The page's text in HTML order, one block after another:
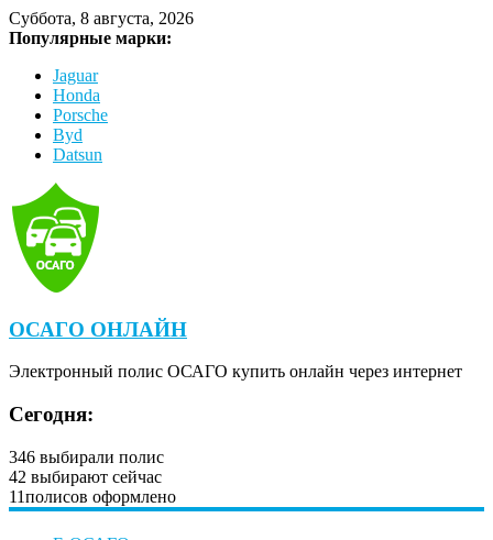
Суббота, 8 августа, 2026
Популярные марки:
Jaguar
Honda
Porsche
Byd
Datsun
ОСАГО ОНЛАЙН
Электронный полис ОСАГО купить онлайн через интернет
Сегодня:
346 выбирали полис
42 выбирают сейчас
11полисов оформлено